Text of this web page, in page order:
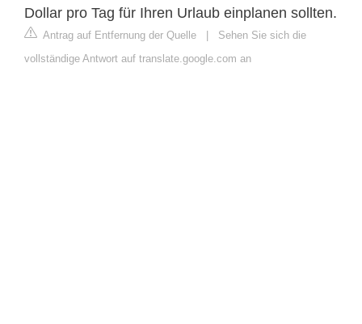
Dollar pro Tag für Ihren Urlaub einplanen sollten.
Antrag auf Entfernung der Quelle | Sehen Sie sich die
vollständige Antwort auf translate.google.com an